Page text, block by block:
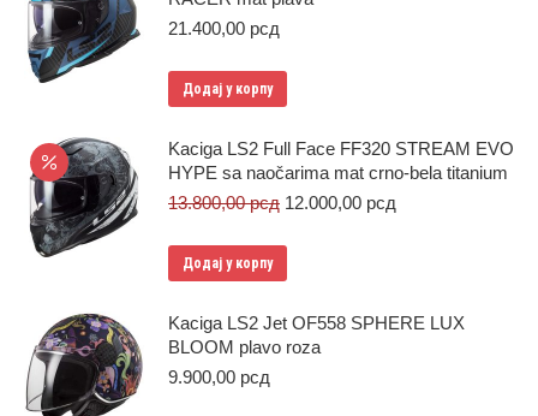
21.400,00 рсд
Додај у корпу
Kaciga LS2 Full Face FF320 STREAM EVO
HYPE sa naočarima mat crno-bela titanium
13.800,00рсд Оригинална
је
12.000,00 рсд
Додај у корпу
Kaciga LS2 Jet OF558 SPHERE LUX
BLOOM plavo roza
9.900,00 рсд